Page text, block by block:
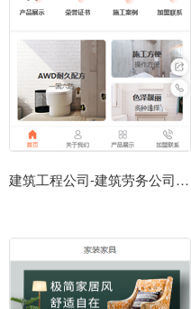
建筑工程公司-建筑劳务公司小程序模板